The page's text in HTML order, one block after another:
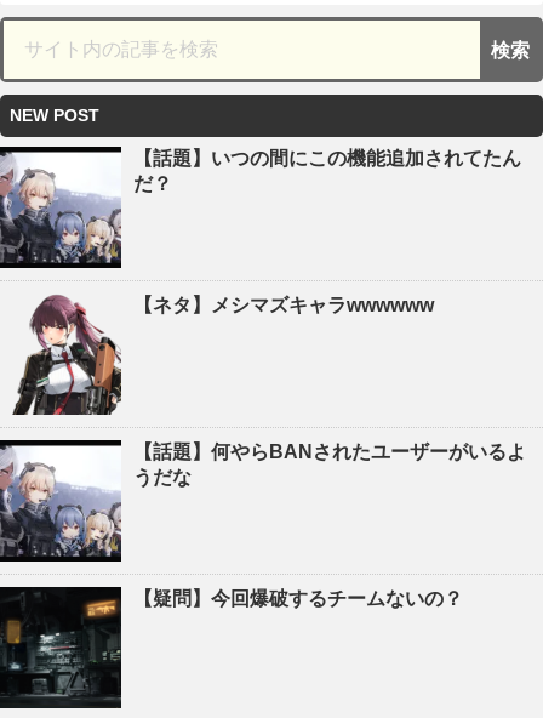
NEW POST
【話題】いつの間にこの機能追加されてたん
だ？
【ネタ】メシマズキャラwwwwww
【話題】何やらBANされたユーザーがいるよ
うだな
【疑問】今回爆破するチームないの？